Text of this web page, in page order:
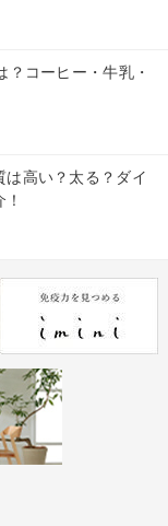
？コーヒー・牛乳・
は高い？太る？ダイ